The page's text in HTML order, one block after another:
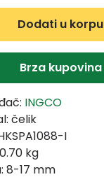
Dodati u korpu
Brza kupovina
INGCO
čelik
I
kg
8-17 mm